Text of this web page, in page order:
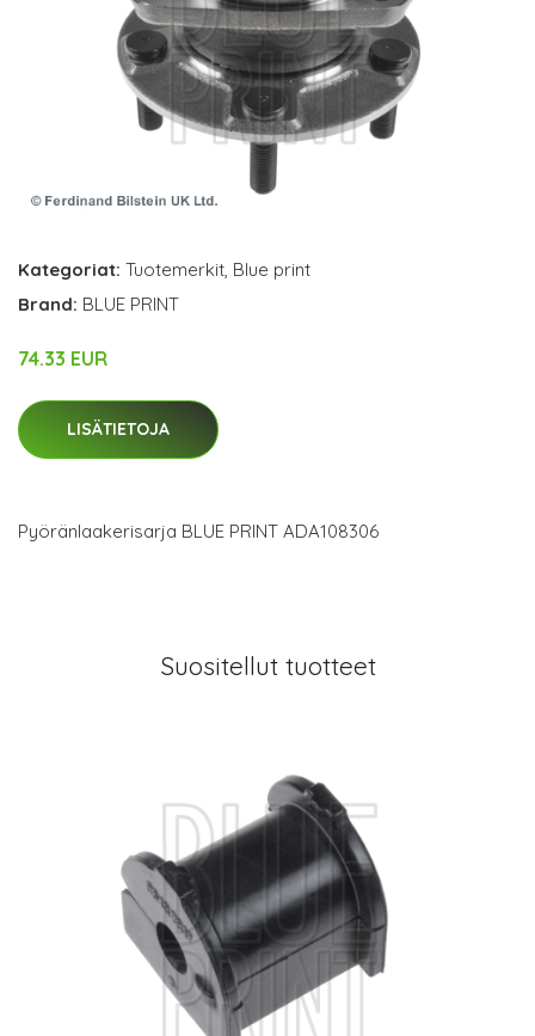
Kategoriat: Tuotemerkit, Blue print
Brand: BLUE PRINT
74.33 EUR
LISÄTIETOJA
Pyöränlaakerisarja BLUE PRINT ADA108306
Suositellut tuotteet